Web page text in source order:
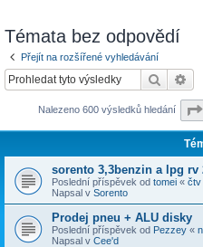
Témata bez odpovědí
Přejít na rozšířené vyhledávání
Hledat
Nalezeno 600 výsledků hledání
sorento 3,3benzin a lpg rv
Poslední příspěvek od tomei « čtv
Napsal v Sorento
Prodej pneu + ALU disky
Poslední příspěvek od Pezzey «
Napsal v Cee'd